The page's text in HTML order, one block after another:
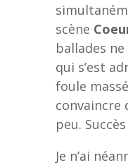
scène
ballades
qui s’est
foule
convaincre
peu.
Je n’ai